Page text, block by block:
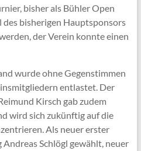
bisher als Bühler Open
bisherigen Hauptsponsors
der Verein konnte einen
wurde ohne Gegenstimmen
entlastet. Der
Kirsch gab zudem
wird sich zukünftig auf die
Als neuer erster
Schlögl gewählt, neuer